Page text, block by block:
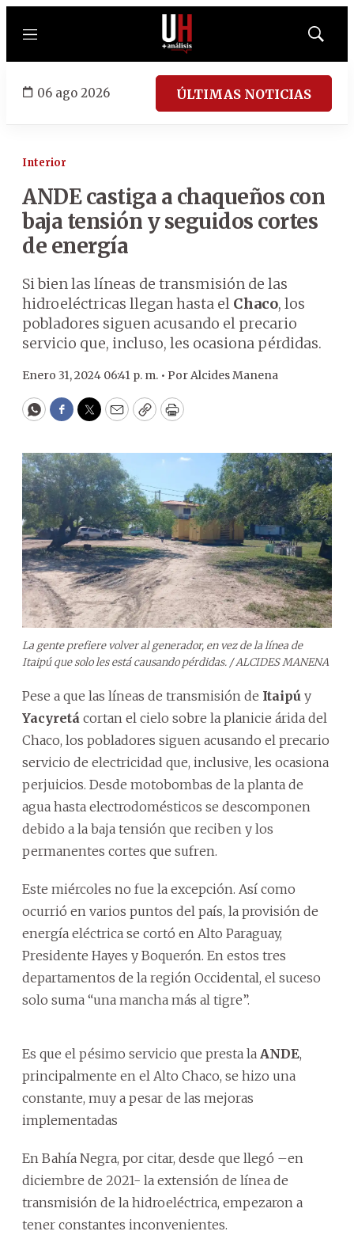
Menú
Mostrar
06 ago 2026 ÚLTIMAS NOTICIAS
Interior
ANDE castiga a chaqueños con
baja tensión y seguidos cortes
de energía
Si bien las líneas de transmisión de las
hidroeléctricas llegan hasta el Chaco, los
pobladores siguen acusando el precario
servicio que, incluso, les ocasiona pérdidas.
Enero 31, 2024 06:41 p. m. • PorAlcides Manena
WhatsApp
Facebook
Twitter
EmailCopyPrint
La gente prefiere volver al generador, en vez de la línea de
Itaipú que solo les está causando pérdidas. /ALCIDES MANENA
Pese a que las líneas de transmisión de Itaipú y
Yacyretá cortan el cielo sobre la planicie árida del
Chaco, los pobladores siguen acusando el precario
servicio de electricidad que, inclusive, les ocasiona
perjuicios. Desde motobombas de la planta de
agua hasta electrodomésticos se descomponen
debido a la baja tensión que reciben y los
permanentes cortes que sufren.
Este miércoles no fue la excepción. Así como
ocurrió en varios puntos del país, la provisión de
energía eléctrica se cortó en Alto Paraguay,
Presidente Hayes y Boquerón. En estos tres
departamentos de la región Occidental, el suceso
solo suma “una mancha más al tigre”.
Es que el pésimo servicio que presta la ANDE,
principalmente en el Alto Chaco, se hizo una
constante, muy a pesar de las mejoras
implementadas
En Bahía Negra, por citar, desde que llegó –en
diciembre de 2021- la extensión de línea de
transmisión de la hidroeléctrica, empezaron a
tener constantes inconvenientes.